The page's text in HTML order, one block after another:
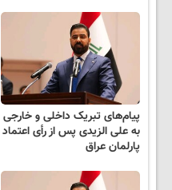
پیام‌های تبریک داخلی و خارجی
به علی الزیدی پس از رأی اعتماد
پارلمان عراق